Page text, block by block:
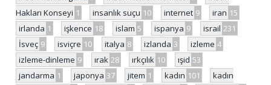
Hakları Konseyi 1 insanlık suçu 10 internet 9 iran 15
irlanda 1 işkence 18 islam 5 ispanya 9 israil 231
İsveç 9 isviçre 10 italya 8 izlanda 3 izleme 4
izleme-dinleme 9 ırak 28 ırkçılık 10 ışid 53
jandarma 1 japonya 37 jitem 1 kadın 101
kadın